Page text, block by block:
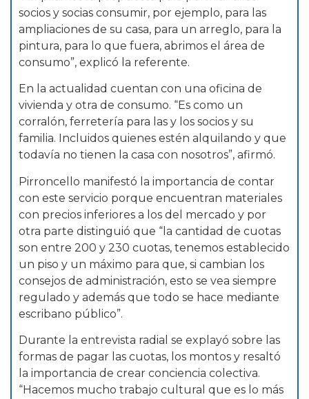
socios y socias consumir, por ejemplo, para las
ampliaciones de su casa, para un arreglo, para la
pintura, para lo que fuera, abrimos el área de
consumo”, explicó la referente.
En la actualidad cuentan con una oficina de
vivienda y otra de consumo. “Es como un
corralón, ferretería para las y los socios y su
familia. Incluidos quienes estén alquilando y que
todavía no tienen la casa con nosotros”, afirmó.
Pirroncello manifestó la importancia de contar
con este servicio porque encuentran materiales
con precios inferiores a los del mercado y por
otra parte distinguió que “la cantidad de cuotas
son entre 200 y 230 cuotas, tenemos establecido
un piso y un máximo para que, si cambian los
consejos de administración, esto se vea siempre
regulado y además que todo se hace mediante
escribano público”.
Durante la entrevista radial se explayó sobre las
formas de pagar las cuotas, los montos y resaltó
la importancia de crear conciencia colectiva.
“Hacemos mucho trabajo cultural que es lo más